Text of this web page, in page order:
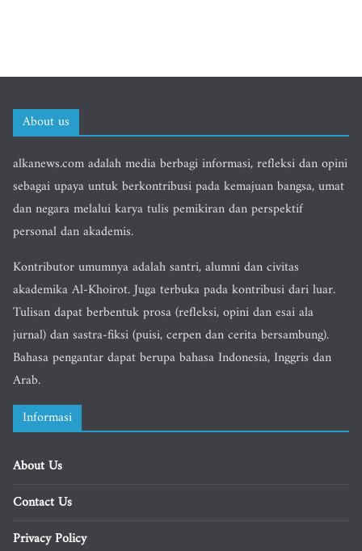
About us
alkanews.com adalah media berbagi informasi, refleksi dan opini
sebagai upaya untuk berkontribusi pada kemajuan bangsa, umat
dan negara melalui karya tulis pemikiran dan perspektif
personal dan akademis.
Kontributor umumnya adalah santri, alumni dan civitas
akademika Al-Khoirot. Juga terbuka pada kontribusi dari luar.
Tulisan dapat berbentuk prosa (refleksi, opini dan esai ala
jurnal) dan sastra-fiksi (puisi, cerpen dan cerita bersambung).
Bahasa pengantar dapat berupa bahasa Indonesia, Inggris dan
Arab.
Informasi
About Us
Contact Us
Privacy Policy